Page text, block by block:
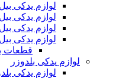
لوازم یدکی
لوازم یدکی
لوازم یدکی
لوازم یدکی بیل
قطعات
لوازم یدکی بلدوزر
لوازم یدکی